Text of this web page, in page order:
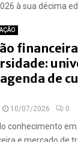
à sua décima
de
10/07/2026 0
conhecimento